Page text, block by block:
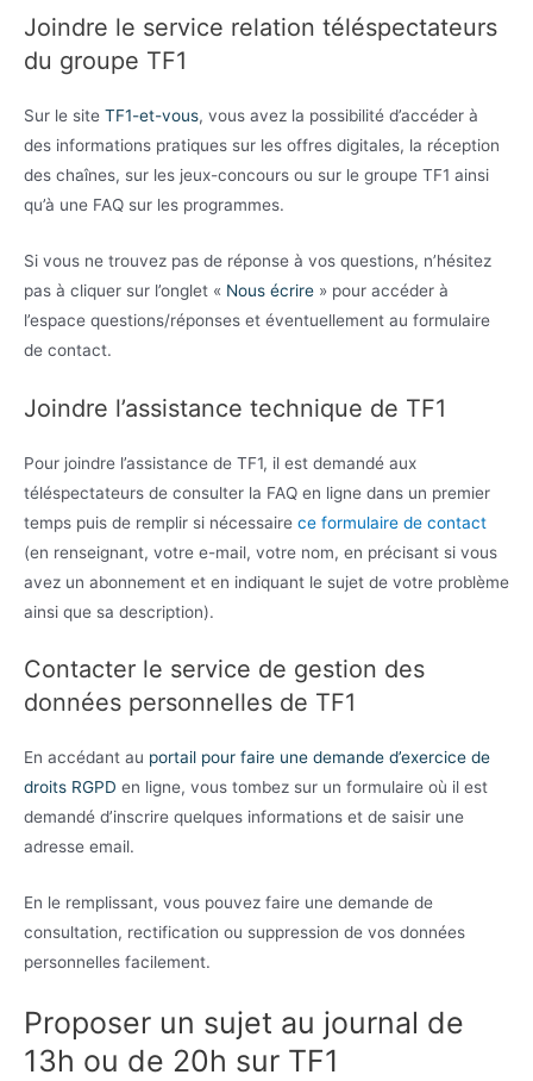
Joindre le service relation téléspectateurs
du groupe TF1
Sur le site TF1-et-vous, vous avez la possibilité d’accéder à
des informations pratiques sur les offres digitales, la réception
des chaînes, sur les jeux-concours ou sur le groupe TF1 ainsi
qu’à une FAQ sur les programmes.
Si vous ne trouvez pas de réponse à vos questions, n’hésitez
pas à cliquer sur l’onglet « Nous écrire » pour accéder à
l’espace questions/réponses et éventuellement au formulaire
de contact.
Joindre l’assistance technique de TF1
Pour joindre l’assistance de TF1, il est demandé aux
téléspectateurs de consulter la FAQ en ligne dans un premier
temps puis de remplir si nécessaire ce formulaire de contact
(en renseignant, votre e-mail, votre nom, en précisant si vous
avez un abonnement et en indiquant le sujet de votre problème
ainsi que sa description).
Contacter le service de gestion des
données personnelles de TF1
En accédant au portail pour faire une demande d’exercice de
droits RGPD en ligne, vous tombez sur un formulaire où il est
demandé d’inscrire quelques informations et de saisir une
adresse email.
En le remplissant, vous pouvez faire une demande de
consultation, rectification ou suppression de vos données
personnelles facilement.
Proposer un sujet au journal de
13h ou de 20h sur TF1